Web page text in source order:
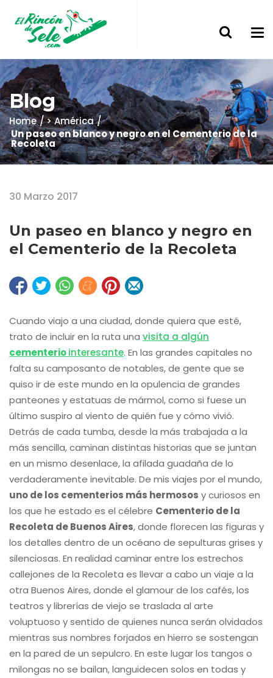
Blog
Home
> América
Un paseo en blanco y negro en el Cementerio de la
Recoleta
30 Marzo 2017
Un paseo en blanco y negro en
el Cementerio de la Recoleta
Cuando viajo a una ciudad, donde quiera que esté,
trato de incluir en la ruta una visita a algún
cementeriointeresante. En las grandes capitales no
falta su camposanto de notables, de gente que se
quiso ir de este mundo en la opulencia de grandes
panteones y estatuas de mármol, como si fuese un
último suspiro al viento de quién fue y cómo vivió.
Detrás de cada tumba, desde la más trabajada a la
más sencilla, caminan distintas historias que se juntan
en un mismo desenlace, la afilada guadaña de lo
verdaderamente inevitable. De mis viajes por el mundo,
uno de los cementerios más hermosos y curiosos en
los que he estado es el célebre Cementerio de la
Recoleta de Buenos Aires, donde florecen las figuras y
los detalles dentro de un océano de sepulturas grises y
silenciosas. En realidad caminar entre los estrechos
callejones de la Recoleta es llevar a cabo un viaje a la
otra Buenos Aires, donde el glamour de los cafés, los
teatros y librerías de viejo se traslada al arte
voluptuoso y sentido de quienes nunca serán olvidados
mientras sus nombres forjados en hierro se sostengan
en la pared de un sepulcro. En este lugar los tangos o
milongas no se bailan, languidecen solos en todas y